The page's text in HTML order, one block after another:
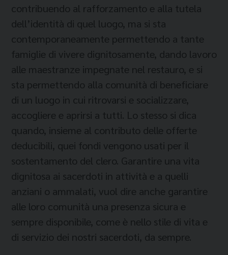
contribuendo al rafforzamento e alla tutela
dell’identità di quel luogo, ma si sta
contemporaneamente permettendo a tante
famiglie di vivere dignitosamente, dando lavoro
alle maestranze impegnate nel restauro, e si
sta permettendo alla comunità di beneficiare
di un luogo in cui ritrovarsi e socializzare,
accogliere e aprirsi a tutti. Lo stesso si dica
quando, insieme al contributo delle offerte
deducibili, quei fondi vengono usati per il
sostentamento del clero. Garantire una vita
dignitosa ai sacerdoti in attività e a quelli
anziani o ammalati, vuol dire anche garantire
alle loro comunità una presenza sicura e
sempre disponibile, come è nello stile di vita e
di servizio dei nostri sacerdoti, da sempre.